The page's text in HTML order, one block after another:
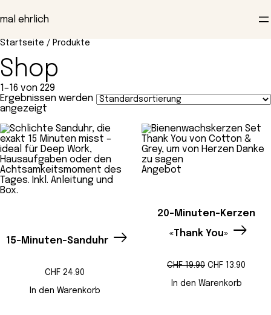
Inhalt
springen
mal ehrlich
Startseite / Produkte
Shop
1–16 von 229
Ergebnissen werden
angezeigt
15-Minuten-Sanduhr
CHF 24.90
In den Warenkorb
Angebot
20-Minuten-Kerzen
«Thank You»
CHF19.90 Ursprünglicher
war:
CHF 13.90
In den Warenkorb